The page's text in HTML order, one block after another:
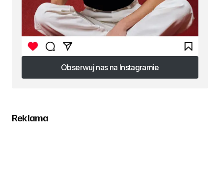
Obserwuj nas na Instagramie
Obserwuj nas na Instagramie
Reklama